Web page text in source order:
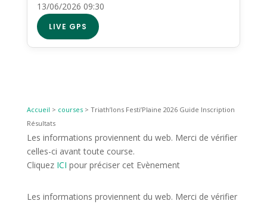
13/06/2026 09:30
LIVE GPS
Accueil > courses> Triath’lons Festi’Plaine 2026 Guide Inscription
Résultats
Les informations proviennent du web. Merci de vérifier
celles-ci avant toute course.
Cliquez ICI pour préciser cet Evènement
Les informations proviennent du web. Merci de vérifier